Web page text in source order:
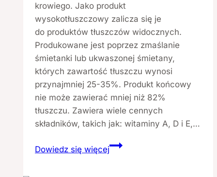
krowiego. Jako produkt
wysokotłuszczowy zalicza się je
do produktów tłuszczów widocznych.
Produkowane jest poprzez zmaślanie
śmietanki lub ukwaszonej śmietany,
których zawartość tłuszczu wynosi
przynajmniej 25-35%. Produkt końcowy
nie może zawierać mniej niż 82%
tłuszczu. Zawiera wiele cennych
składników, takich jak: witaminy A, D i E,…
Dowiedz się więcejMasło